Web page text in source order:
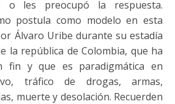
o les preocupó la respuesta.
postula como modelo en esta
Álvaro Uribe durante su estadía
la república de Colombia, que ha
fin y que es paradigmática en
tráfico de drogas, armas,
muerte y desolación. Recuerden